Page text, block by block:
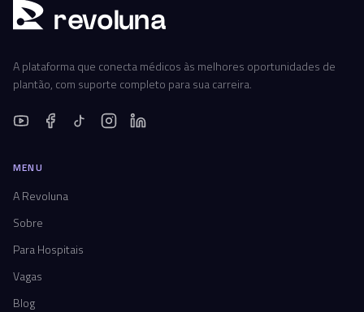
revoluna
A plataforma que conecta médicos às melhores oportunidades de
plantão, com suporte completo para sua carreira.
MENU
A Revoluna
Sobre
Para Hospitais
Vagas
Blog